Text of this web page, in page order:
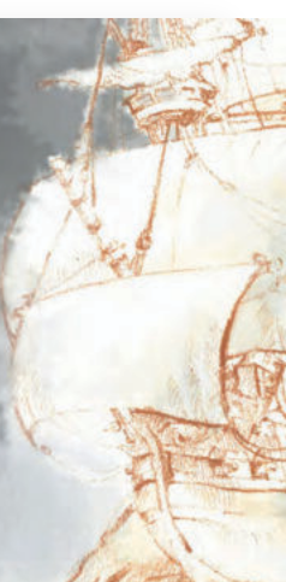
– Portrait
? En partant
Jean Métas, Jean-
sous la forme d’un
étapes du voyage
Fabrique du livre
2025